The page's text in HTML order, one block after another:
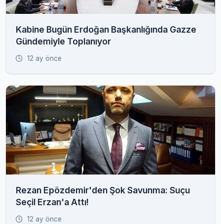
Kabine Bugün Erdoğan Başkanlığında Gazze
Gündemiyle Toplanıyor
12 ay önce
Rezan Epözdemir'den Şok Savunma: Suçu
Seçil Erzan'a Attı!
12 ay önce